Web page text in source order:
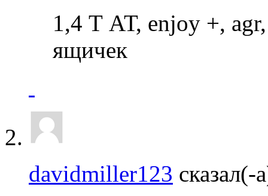
1,4 Т АТ, enjoy +,
ящичек
davidmiller123 сказал(-